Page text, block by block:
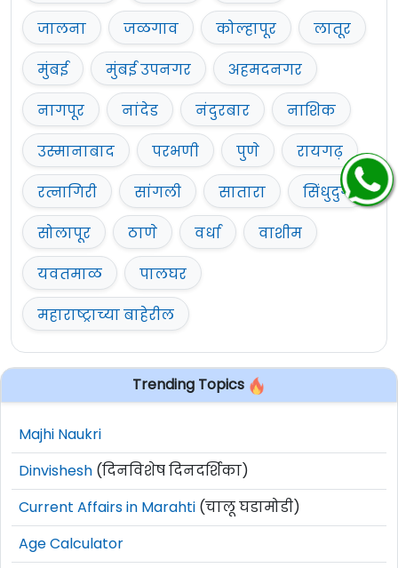
जालना
जळगाव कोल्हापूर
लातूर
मुंबई
मुंबई उपनगर
अहमदनगर
नागपूर
नांदेड नंदुरबार
नाशिक
उस्मानाबाद
परभणी पुणे
रायगढ़
रत्नागिरी
सांगली सातारा
सिंधुदुर्ग
सोलापूर
ठाणे वर्धा
वाशीम
यवतमाळ
पालघर
महाराष्ट्राच्या बाहेरील
Trending Topics
Majhi Naukri
Dinvishesh (दिनविशेष दिनदर्शिका)
Current Affairs in Marahti (चालू घडामोडी)
Age Calculator